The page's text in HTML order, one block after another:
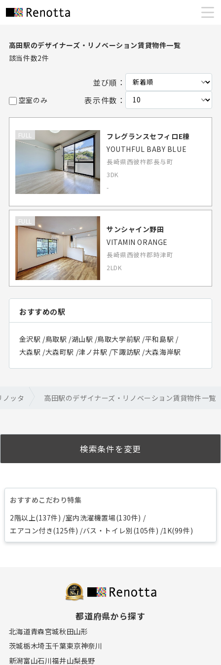
高田駅のデザイナーズ・リノベーション賃貸物件一覧
該当件数2件
並び順：
空室のみ 表示件数：
FULL
フレグランスセフィロE棟
YOUTHFUL BABY BLUE
長崎県西彼杵郡長与町
3DK
-
FULL
サンシャイン野田
VITAMIN ORANGE
長崎県西彼杵郡時津町
2LDK
おすすめの駅
金沢駅 /鳥取駅 /湖山駅 /鳥取大学前駅 /平和島駅 /
大森駅 /大森町駅 /津ノ井駅 /下諏訪駅 /大森海岸駅
ッタ 高田駅のデザイナーズ・リノベーション賃貸物件一覧
検索条件を変更
おすすめこだわり特集
2階以上(137件) 室内洗濯機置場(130件)
エアコン付き(125件) バス・トイレ別(105件) 1K(99件)
都道府県から探す
北海道青森宮城秋田山形
茨城栃木埼玉千葉東京神奈川
新潟富山石川福井山梨長野